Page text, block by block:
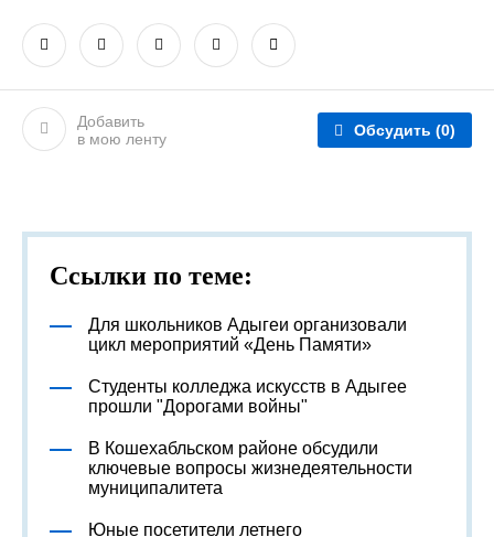
Добавить
в мою ленту
Обсудить (0)
Ссылки по теме:
Для школьников Адыгеи организовали
цикл мероприятий «День Памяти»
Студенты колледжа искусств в Адыгее
прошли "Дорогами войны"
В Кошехабльском районе обсудили
ключевые вопросы жизнедеятельности
муниципалитета
Юные посетители летнего